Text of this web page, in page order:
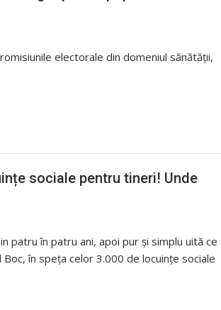
electorale din domeniul sănătății,
sociale pentru tineri! Unde
patru în patru ani, apoi pur și simplu uită ce
în speța celor 3.000 de locuințe sociale